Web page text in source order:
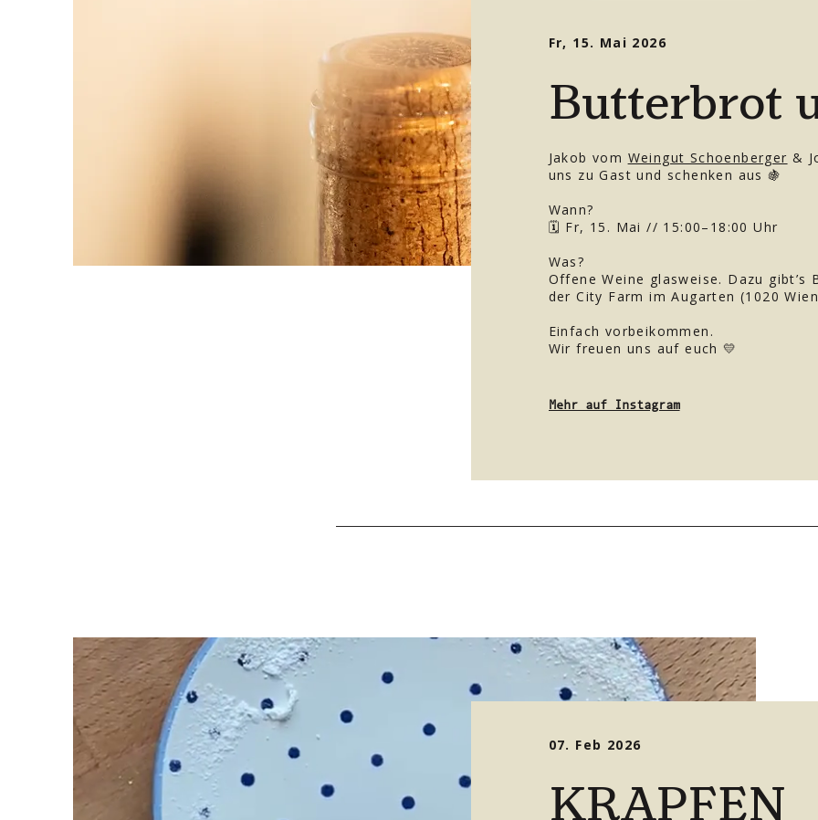
Fr, 15. Mai 2026
Butterbrot
Jakob vom Weingut Schoenberger &
uns zu Gast und schenken aus 🍇
Wann?
🗓️ Fr, 15. Mai // 15:00–18:00 Uhr
Was?
Offene Weine glasweise. Dazu
der City Farm im Augarten (1020
Einfach vorbeikommen.
Wir freuen uns auf euch 💛
Mehr auf Instagram
07. Feb 2026
KRAPFEN